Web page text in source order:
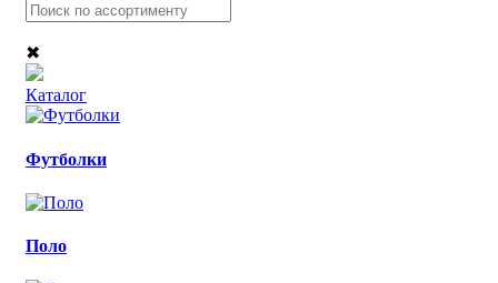
✖
Каталог
Футболки
Поло